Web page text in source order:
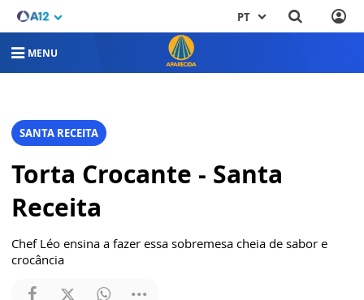
PT
MENU
SANTA RECEITA
Torta Crocante - Santa
Receita
Chef Léo ensina a fazer essa sobremesa cheia de sabor e
crocância